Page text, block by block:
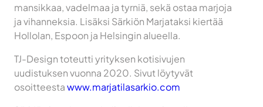
mansikkaa, vadelmaa ja tyrniä, sekä ostaa marjoja
ja vihanneksia. Lisäksi Särkiön Marjataksi kiertää
Hollolan, Espoon ja Helsingin alueella.
TJ-Design toteutti yrityksen kotisivujen
uudistuksen vuonna 2020. Sivut löytyvät
osoitteestawww.marjatilasarkio.com